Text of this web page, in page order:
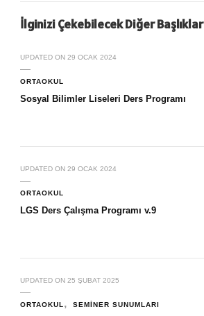
İlginizi Çekebilecek Diğer Başlıklar
UPDATED ON 29 OCAK 2024
ORTAOKUL
Sosyal Bilimler Liseleri Ders Programı
UPDATED ON 29 OCAK 2024
ORTAOKUL
LGS Ders Çalışma Programı v.9
UPDATED ON 25 ŞUBAT 2025
ORTAOKUL SEMINER SUNUMLARI